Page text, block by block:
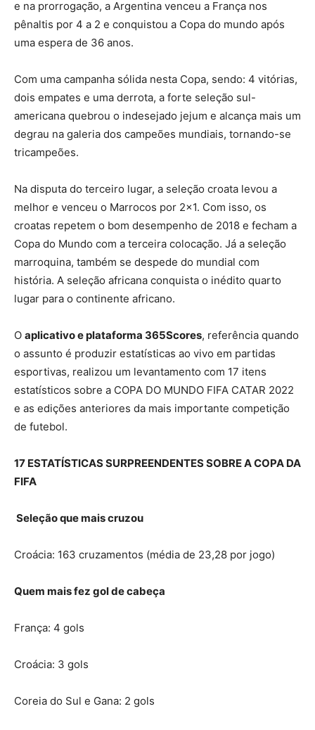
e na prorrogação, a Argentina venceu a França nos
pênaltis por 4 a 2 e conquistou a Copa do mundo após
uma espera de 36 anos.
Com uma campanha sólida nesta Copa, sendo: 4 vitórias,
dois empates e uma derrota, a forte seleção sul-
americana quebrou o indesejado jejum e alcança mais um
degrau na galeria dos campeões mundiais, tornando-se
tricampeões.
Na disputa do terceiro lugar, a seleção croata levou a
melhor e venceu o Marrocos por 2×1. Com isso, os
croatas repetem o bom desempenho de 2018 e fecham a
Copa do Mundo com a terceira colocação. Já a seleção
marroquina, também se despede do mundial com
história. A seleção africana conquista o inédito quarto
lugar para o continente africano.
O aplicativo e plataforma 365Scores, referência quando
o assunto é produzir estatísticas ao vivo em partidas
esportivas, realizou um levantamento com 17 itens
estatísticos sobre a COPA DO MUNDO FIFA CATAR 2022
e as edições anteriores da mais importante competição
de futebol.
17 ESTATÍSTICAS SURPREENDENTES SOBRE A COPA DA
FIFA
Seleção que mais cruzou
Croácia: 163 cruzamentos (média de 23,28 por jogo)
Quem mais fez gol de cabeça
França: 4 gols
Croácia: 3 gols
Coreia do Sul e Gana: 2 gols